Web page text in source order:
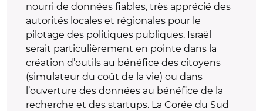
nourri de données fiables, très apprécié des
autorités locales et régionales pour le
pilotage des politiques publiques. Israël
serait particulièrement en pointe dans la
création d’outils au bénéfice des citoyens
(simulateur du coût de la vie) ou dans
l’ouverture des données au bénéfice de la
recherche et des startups. La Corée du Sud